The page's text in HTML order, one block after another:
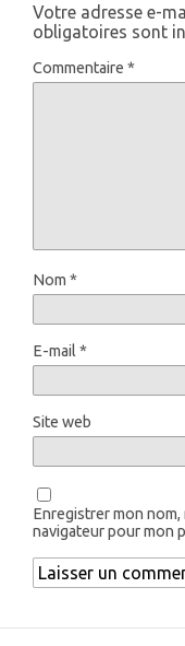
Votre adresse e-
obligatoires sont
Commentaire *
Nom *
E-mail *
Site web
Enregistrer mon
navigateur pour mon